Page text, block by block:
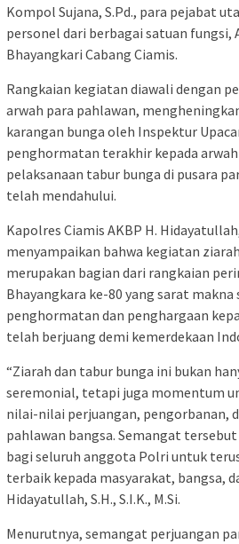
Kompol Sujana, S.Pd., para pejabat
personel dari berbagai satuan fungsi,
Bhayangkari Cabang Ciamis.
Rangkaian kegiatan diawali dengan
arwah para pahlawan,
karangan bunga oleh Inspektur
penghormatan terakhir kepada
pelaksanaan tabur bunga di pusara
telah mendahului.
Kapolres Ciamis AKBP H. Hidayatullah,
menyampaikan bahwa kegiatan
merupakan bagian dari rangkaian
Bhayangkara ke-80 yang sarat
penghormatan dan penghargaan
telah berjuang demi kemerdekaan
“Ziarah dan tabur bunga ini bukan
seremonial, tetapi juga momentum
nilai-nilai perjuangan, pengorbanan,
pahlawan bangsa. Semangat
bagi seluruh anggota Polri untuk
terbaik kepada masyarakat, bangsa,
Hidayatullah, S.H., S.I.K., M.Si.
Menurutnya, semangat perjuangan